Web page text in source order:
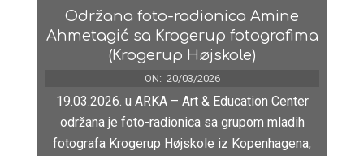
Održana foto-radionica Amine
Ahmetagić sa Krogerup fotografima
(Krogerup Højskole)
ON: 20/03/2026
19.03.2026. u ARKA – Art & Education Center
održana je foto-radionica sa grupom mladih
fotografa Krogerup Højskole iz Kopenhagena,